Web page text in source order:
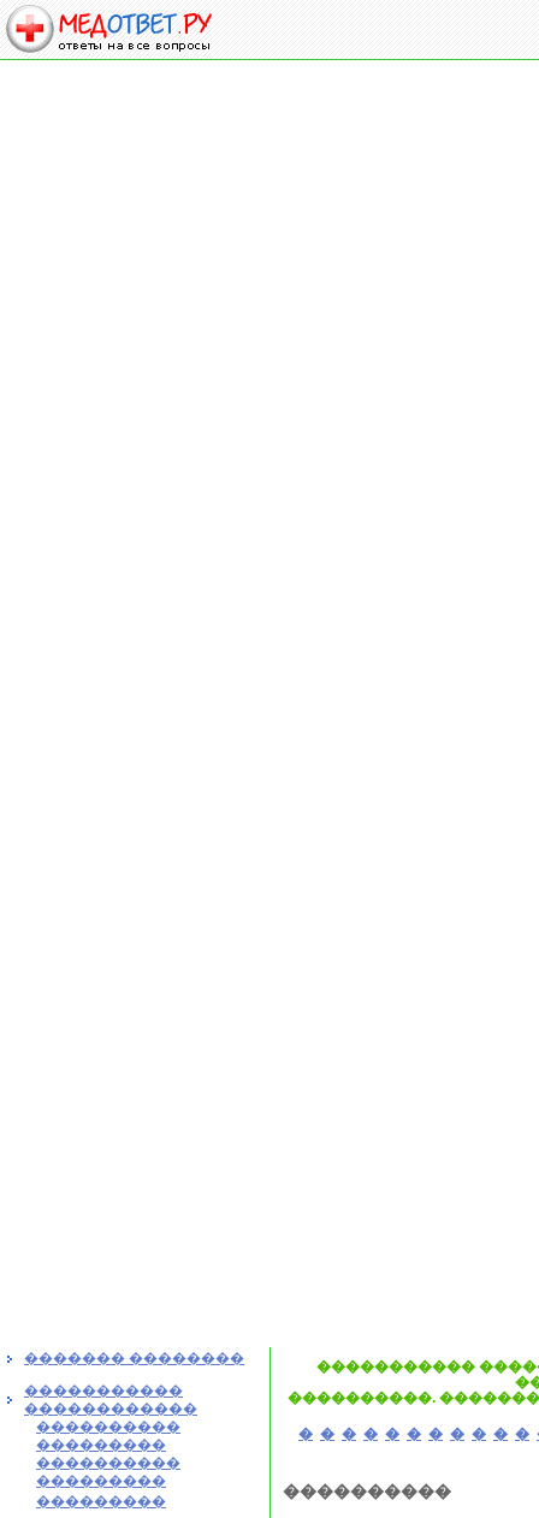
������� ��������
�����������
������������
����������
���������
����������
���������
���������
�����������
����������.
� � � � � � � � � � �
����������